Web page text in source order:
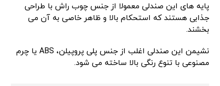
پایه های این صندلی معمولا از جنس چوب راش با طراحی
جذابی هستند که استحکام بالا و ظاهر خاصی به آن می
بخشند.
نشیمن این صندلی اغلب از جنس پلی پروپیلن، ABS یا چرم
مصنوعی با تنوع رنگی بالا ساخته می شود.